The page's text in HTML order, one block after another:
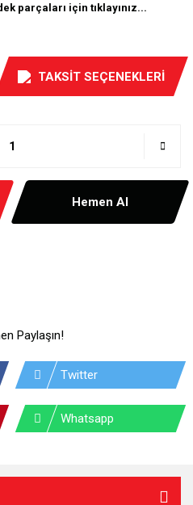
parçaları için tıklayınız...
TAKSİT SEÇENEKLERİ
Hemen Al
Paylaşın!
Twitter
Whatsapp